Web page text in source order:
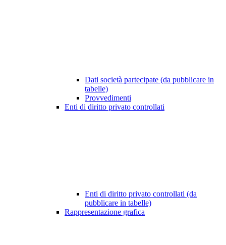
Dati società partecipate (da pubblicare in
tabelle)
Provvedimenti
Enti di diritto privato controllati
Enti di diritto privato controllati (da
pubblicare in tabelle)
Rappresentazione grafica